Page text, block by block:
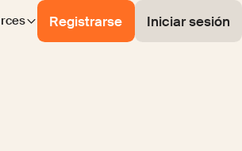
Registrarse Iniciar sesión